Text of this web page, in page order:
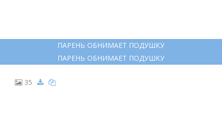
ПАРЕНЬ ОБНИМАЕТ ПОДУШКУ
ПАРЕНЬ ОБНИМАЕТ ПОДУШКУ
35